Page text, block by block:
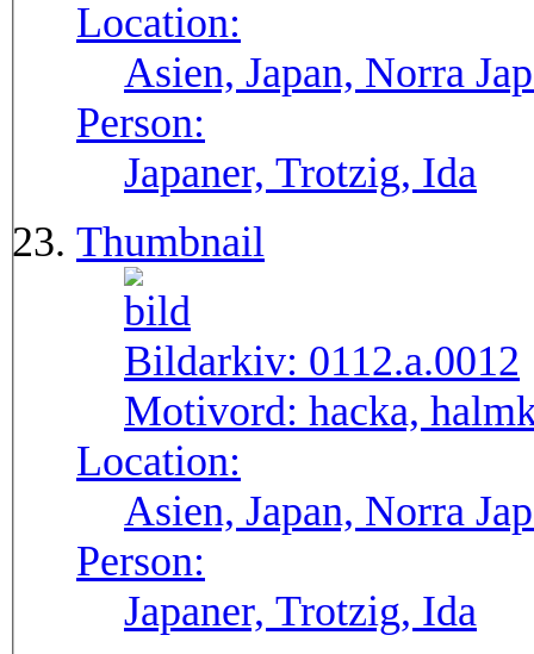
Location:
Asien, Japan, Norra
Person:
Japaner, Trotzig, Ida
Thumbnail
Bildarkiv: 0112.a.0012
Motivord: hacka,
Location:
Asien, Japan, Norra
Person:
Japaner, Trotzig, Ida